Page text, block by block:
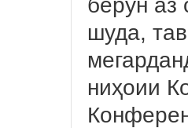
шуда,
ниҳоии